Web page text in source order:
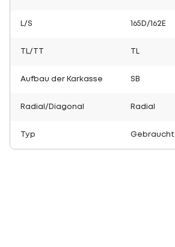
L/S 165D/162E
TL/TT
Aufbau der Karkasse SB
Radial/Diagonal Radial
Typ Gebraucht